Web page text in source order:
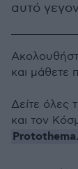
αυτό
και μάθετε
Δείτε όλες
και τον